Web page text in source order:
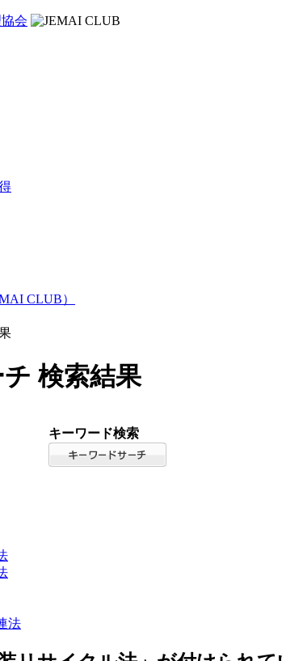
CLUB）
検索結果
キーワード検索
法